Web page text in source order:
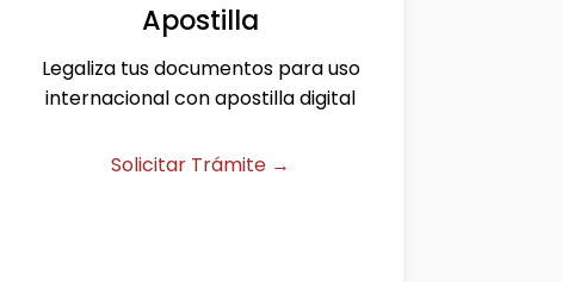
Apostilla
Legaliza tus documentos para uso
internacional con apostilla digital
Solicitar Trámite →